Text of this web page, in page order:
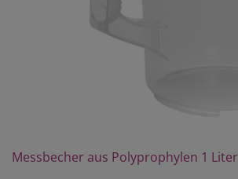
Messbecher aus Polyprophylen 1 Liter